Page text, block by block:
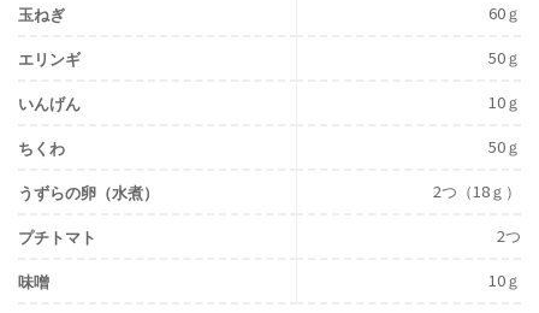
玉ねぎ
60ｇ
エリンギ
50ｇ
いんげん
10ｇ
ちくわ
50ｇ
うずらの卵（水煮）
2つ（18ｇ）
プチトマト
2つ
味噌
10ｇ